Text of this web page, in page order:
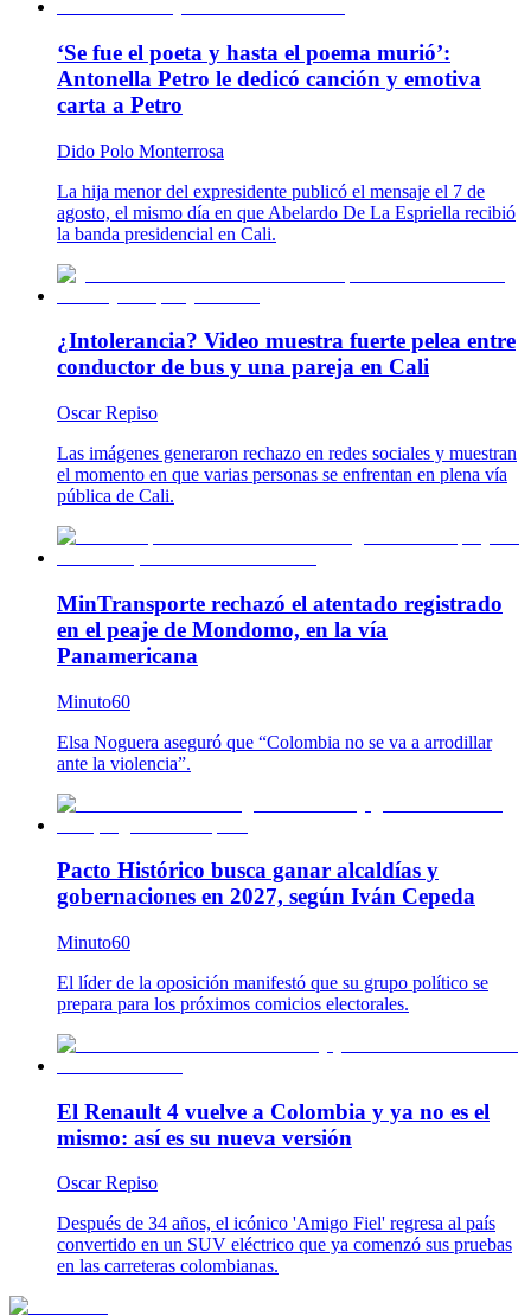
‘Se fue el poeta y hasta el poema murió’:
Antonella Petro le dedicó canción y emotiva
carta a Petro
Dido Polo Monterrosa
La hija menor del expresidente publicó el mensaje el 7 de
agosto, el mismo día en que Abelardo De La Espriella recibió
la banda presidencial en Cali.
¿Intolerancia? Video muestra fuerte pelea entre
conductor de bus y una pareja en Cali
Oscar Repiso
Las imágenes generaron rechazo en redes sociales y muestran
el momento en que varias personas se enfrentan en plena vía
pública de Cali.
MinTransporte rechazó el atentado registrado
en el peaje de Mondomo, en la vía
Panamericana
Minuto60
Elsa Noguera aseguró que “Colombia no se va a arrodillar
ante la violencia”.
Pacto Histórico busca ganar alcaldías y
gobernaciones en 2027, según Iván Cepeda
Minuto60
El líder de la oposición manifestó que su grupo político se
prepara para los próximos comicios electorales.
El Renault 4 vuelve a Colombia y ya no es el
mismo: así es su nueva versión
Oscar Repiso
Después de 34 años, el icónico 'Amigo Fiel' regresa al país
convertido en un SUV eléctrico que ya comenzó sus pruebas
en las carreteras colombianas.